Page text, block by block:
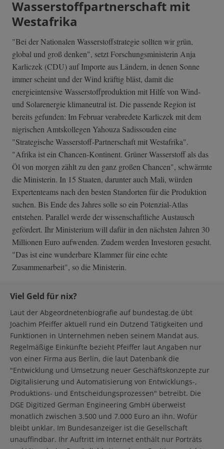
Wasserstoffpartnerschaft mit
Westafrika
"Bei der Nationalen Wasserstoffstrategie sollten wir grün,
global und groß denken", setzt Forschungsministerin Anja
Karliczek (CDU) auf Importe aus Ländern, in denen Sonne
immer scheint und der Wind kräftig bläst, damit die
energieintensive Wasserstoffproduktion mit Hilfe von Wind-
und Solarenergie klimaneutral ist. Die passende Region ist
bereits gefunden: Im Februar verabredete Karliczek mit dem
nigrischen Amtskollegen Yahouza Sadissouden eine
"Strategische Wasserstoff-Partnerschaft mit Westafrika".
"Afrika ist ein Chancen-Kontinent. Grüner Wasserstoff als das
Öl von morgen zählt zu den ganz großen Chancen", schwärmte
die Ministerin. In 15 Staaten, darunter auch Mali, würden
Expertenteams nach den besten Standorten für die Produktion
suchen. Bis Ende des Jahres solle so ein Potenzial-Atlas
entstehen. Parallel werde der wissenschaftliche Austausch
gefördert. Ihr Ministerium will dafür in den nächsten Jahren 30
Millionen Euro aufwenden. Zudem werden Investoren gesucht.
"Das ist eine wunderbare Klammer für eine echte
Zusammenarbeit", so die Ministerin.
Viel Geld für nix?
Laut der Abgeordnetenbiografie auf bundestag.de übt
Joachim Pfeiffer aktuell rund ein Dutzend Tätigkeiten und
Funktionen in Unternehmen neben seinem Mandat aus.
Regelmäßige Einkünfte bezieht Pfeiffer laut Angaben nur
von einer Firma aus Berlin, die laut Datenbank die
"Entwicklung und Umsetzung neuer Geschäftskonzepte zur
Digitalisierung und Automatisierung von Entwicklungs-,
Produktions- und Entscheidungsprozessen" betreibt. Die
DGE Digitized German Engineering GmbH überweist
monatlich zwischen 3.500 und 7.000 Euro an ihn. Wofür
bleibt unklar. Im Bundesanzeiger ist die Gesellschaft
unauffindbar. Ihr Auftritt im Internet enthält nur Porträts